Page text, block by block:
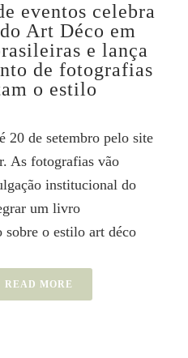
eventos celebra
Art Déco em
e lança
de fotografias
o estilo
20 de setembro pelo site
As fotografias vão
institucional do
um livro
sobre o estilo art déco
READ MORE